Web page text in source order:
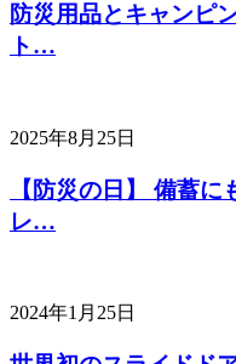
防災用品とキャンピ
ト…
2025年8月25日
【防災の日】 備蓄
レ…
2024年1月25日